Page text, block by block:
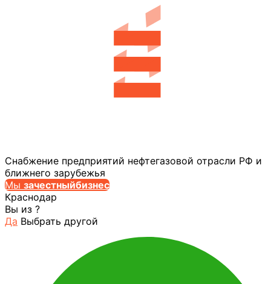
Снабжение предприятий нефтегазовой отрасли РФ и
ближнего зарубежья
Мы зачестныйбизнес
Краснодар
Вы из ?
Да Выбрать другой